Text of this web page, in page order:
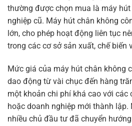
thường được chọn mua là máy
nghiệp cũ. Máy hút chân không
lớn, cho phép hoạt động liên tục
trong các cơ sở sản xuất, chế biến
Mức giá của máy hút chân không
dao động từ vài chục đến hàng
một khoản chi phí khá cao với các
hoặc doanh nghiệp mới thành
nhiều chủ đầu tư đã chuyển